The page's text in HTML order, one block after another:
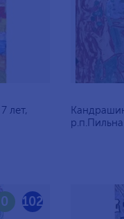
лет,
р.п.Пильна
102
0